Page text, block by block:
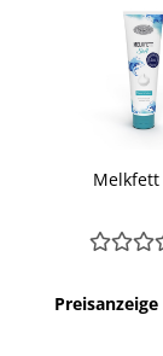
Melkfett